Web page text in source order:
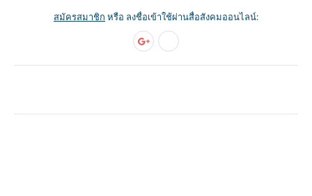
สมัครสมาชิก หรือ ลงชื่อเข้าใช้ผ่านสื่อสังคมออนไลน์: